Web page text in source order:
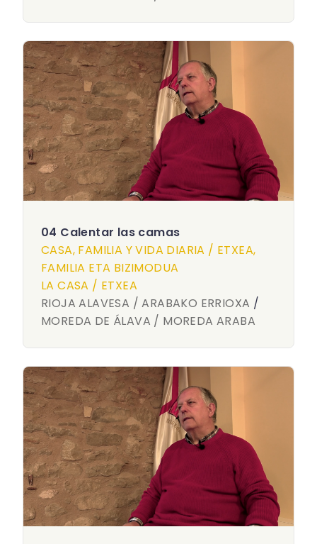
04 Calentar las camas
CASA, FAMILIA Y VIDA DIARIA / ETXEA,
FAMILIA ETA BIZIMODUA
LA CASA / ETXEA
RIOJA ALAVESA / ARABAKO ERRIOXA /
MOREDA DE ÁLAVA / MOREDA ARABA